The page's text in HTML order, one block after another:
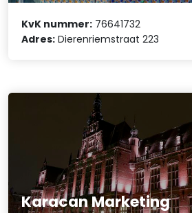
KvK nummer: 76641732
Adres: Dierenriemstraat 223
Karacan Marketing